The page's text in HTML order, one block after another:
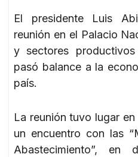
El presidente Luis
reunión en el Palacio
y sectores
pasó balance a la
país.
La reunión tuvo lugar
un encuentro con las
Abastecimiento”, en